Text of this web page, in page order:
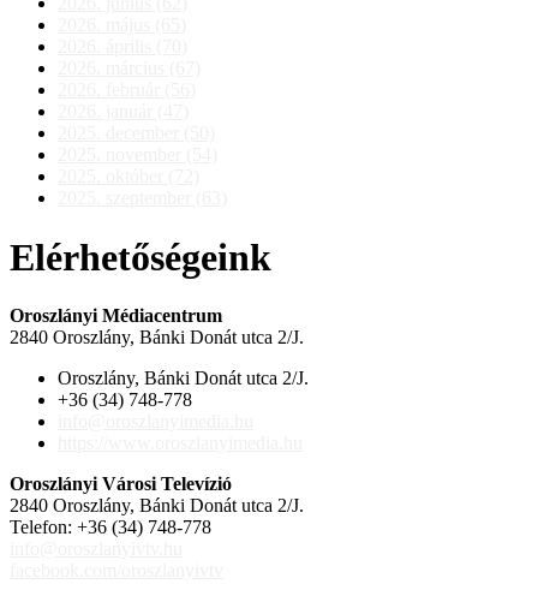
Elérhetőségeink
Oroszlányi Médiacentrum
2840 Oroszlány, Bánki Donát utca 2/J.
Oroszlány, Bánki Donát utca 2/J.
+36 (34) 748-778
Oroszlányi Városi Televízió
2840 Oroszlány, Bánki Donát utca 2/J.
Telefon: +36 (34) 748-778